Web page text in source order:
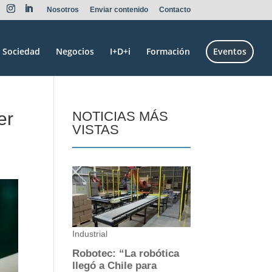
Nosotros Enviar contenido Contacto
Sociedad Negocios I+D+i Formación Eventos
NOTICIAS MÁS
VISTAS